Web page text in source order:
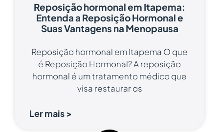
Reposição hormonal em Itapema:
Entenda a Reposição Hormonal e
Suas Vantagens na Menopausa
Reposição hormonal em Itapema O que
é Reposição Hormonal? A reposição
hormonal é um tratamento médico que
visa restaurar os
Ler mais >